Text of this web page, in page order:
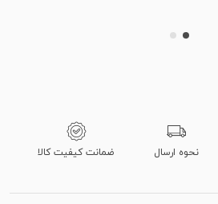
نحوه ارسال ضمانت کیفیت کالا